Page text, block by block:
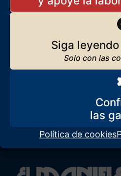
Siga
Política de cookies